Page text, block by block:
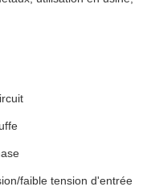
faible tension d'entrée